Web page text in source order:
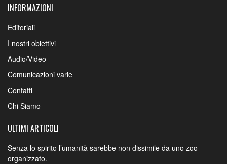
INFORMAZIONI
Editoriali
I nostri obiettivi
Audio/Video
Comunicazioni varie
Contatti
Chi Siamo
ULTIMI ARTICOLI
Senza lo spirito l’umanità sarebbe non dissimile da uno zoo
organizzato.